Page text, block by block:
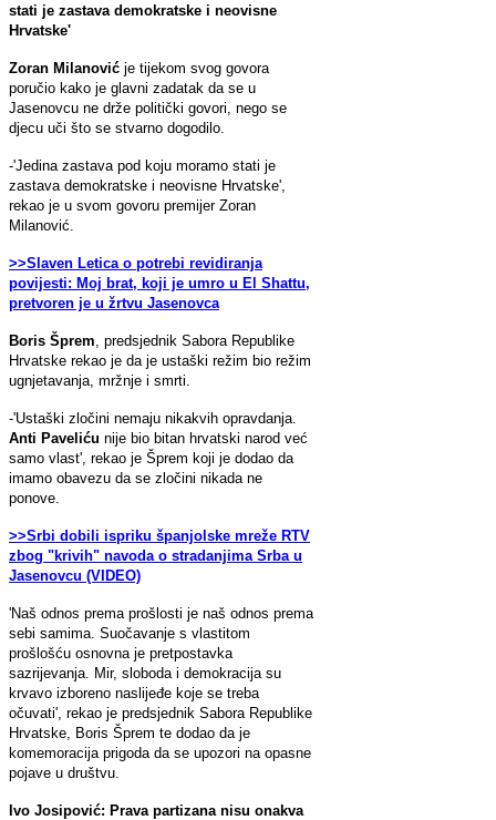
stati je zastava demokratske i neovisne
Hrvatske'
Zoran Milanović je tijekom svog govora
poručio kako je glavni zadatak da se u
Jasenovcu ne drže politički govori, nego se
djecu uči što se stvarno dogodilo.
-'Jedina zastava pod koju moramo stati je
zastava demokratske i neovisne Hrvatske',
rekao je u svom govoru premijer Zoran
Milanović.
>>Slaven Letica o potrebi revidiranja
povijesti: Moj brat, koji je umro u El Shattu,
pretvoren je u žrtvu Jasenovca
Boris Šprem , predsjednik Sabora Republike
Hrvatske rekao je da je ustaški režim bio režim
ugnjetavanja, mržnje i smrti.
-'Ustaški zločini nemaju nikakvih opravdanja.
Anti Paveliću nije bio bitan hrvatski narod već
samo vlast', rekao je Šprem koji je dodao da
imamo obavezu da se zločini nikada ne
ponove.
>>Srbi dobili ispriku španjolske mreže RTV
zbog "krivih" navoda o stradanjima Srba u
Jasenovcu (VIDEO)
'Naš odnos prema prošlosti je naš odnos prema
sebi samima. Suočavanje s vlastitom
prošlošću osnovna je pretpostavka
sazrijevanja. Mir, sloboda i demokracija su
krvavo izboreno naslijeđe koje se treba
očuvati', rekao je predsjednik Sabora Republike
Hrvatske, Boris Šprem te dodao da je
komemoracija prigoda da se upozori na opasne
pojave u društvu.
Ivo Josipović: Prava partizana nisu onakva